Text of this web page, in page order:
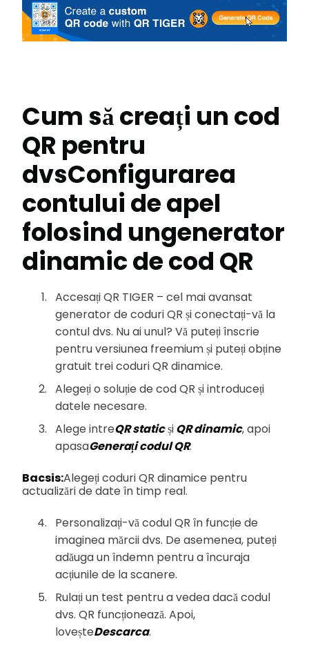
Cum să creați un cod
QR pentru
dvsConfigurarea
contului de apel
folosind ungenerator
dinamic de cod QR
Accesați QR TIGER – cel mai avansat
generator de coduri QR și conectați-vă la
contul dvs. Nu ai unul? Vă puteți înscrie
pentru versiunea freemium și puteți obține
gratuit trei coduri QR dinamice.
Alegeți o soluție de cod QR și introduceți
datele necesare.
Alege intreQR staticșiQR dinamic, apoi
apasaGenerați codul QR.
Bacsis:Alegeți coduri QR dinamice pentru
actualizări de date în timp real.
Personalizați-vă codul QR în funcție de
imaginea mărcii dvs. De asemenea, puteți
adăuga un îndemn pentru a încuraja
acțiunile de la scanere.
Rulați un test pentru a vedea dacă codul
dvs. QR funcționează. Apoi,
loveșteDescarca.